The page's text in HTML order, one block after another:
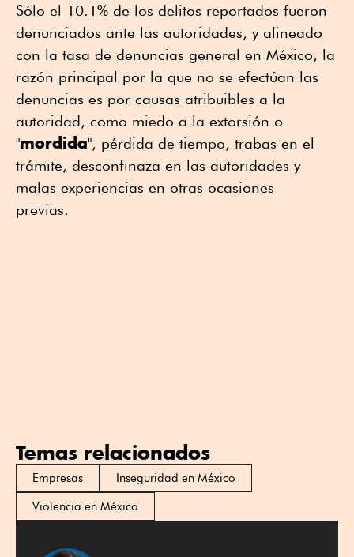
Sólo el 10.1% de los delitos reportados fueron
denunciados ante las autoridades, y alineado
con la tasa de denuncias general en México, la
razón principal por la que no se efectúan las
denuncias es por causas atribuibles a la
autoridad, como miedo a la extorsión o
"mordida", pérdida de tiempo, trabas en el
trámite, desconfinaza en las autoridades y
malas experiencias en otras ocasiones
previas.
Temas relacionados
Empresas
Inseguridad en México
Violencia en México